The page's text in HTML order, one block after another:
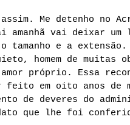
Me detenho no
amanhã vai deixar
tamanho e a
homem de muitas
próprio. Essa
feito em oito anos de
de deveres do
que lhe foi